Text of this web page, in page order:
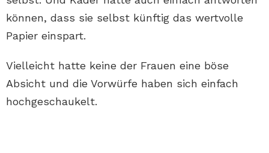
können, dass sie selbst künftig das wertvolle
Papier einspart.
Vielleicht hatte keine der Frauen eine böse
Absicht und die Vorwürfe haben sich einfach
hochgeschaukelt.